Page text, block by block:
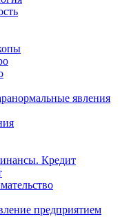
явления
Кредит
предприятием